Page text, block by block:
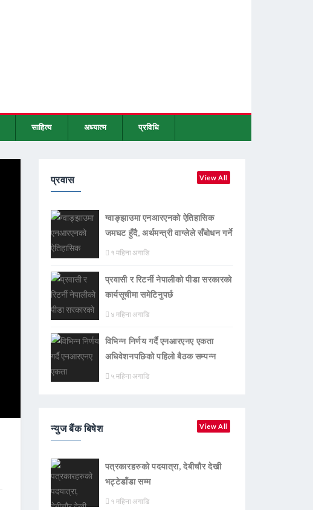
साहित्य अध्यात्म प्रविधि
प्रवास View All
ग्वाङ्झाउमा एनआरएनको ऐतिहासिक
जमघट हुँदै, अर्थमन्त्री वाग्लेले सँबोधन गर्ने
१ महिना अगाडि
प्रवासी र रिटर्नी नेपालीको पीडा सरकारको
कार्यसूचीमा समेटिनुपर्छ
४ महिना अगाडि
विभिन्न निर्णय गर्दै एनआरएनए एकता
अधिवेशनपछिको पहिलो बैठक सम्पन्न
५ महिना अगाडि
न्युज बैंक बिषेश View All
पत्रकारहरुको पदयात्रा, देबीचौर देखी
भट्टेडाँडा सम्म
१ महिना अगाडि